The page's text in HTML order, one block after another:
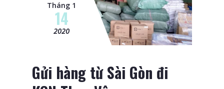
Tháng 1
14
2020
Gửi hàng từ Sài Gòn đi